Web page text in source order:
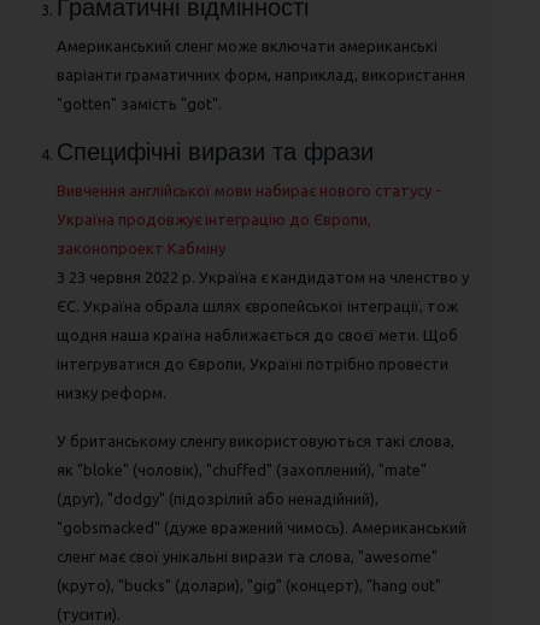
Граматичні відмінності
Американський сленг може включати американські
варіанти граматичних форм, наприклад, використання
"gotten" замість "got".
Специфічні вирази та фрази
Вивчення англійської мови набирає нового статусу -
Україна продовжує інтеграцію до Європи,
законопроект Кабміну
З 23 червня 2022 р. Україна є кандидатом на членство у
ЄС. Україна обрала шлях європейської інтеграції, тож
щодня наша країна наближається до своєї мети. Щоб
інтегруватися до Європи, Україні потрібно провести
низку реформ.
У британському сленгу використовуються такі слова,
як "bloke" (чоловік), "chuffed" (захоплений), "mate"
(друг), "dodgy" (підозрілий або ненадійний),
"gobsmacked" (дуже вражений чимось). Американський
сленг має свої унікальні вирази та слова, "awesome"
(круто), "bucks" (долари), "gig" (концерт), "hang out"
(тусити).